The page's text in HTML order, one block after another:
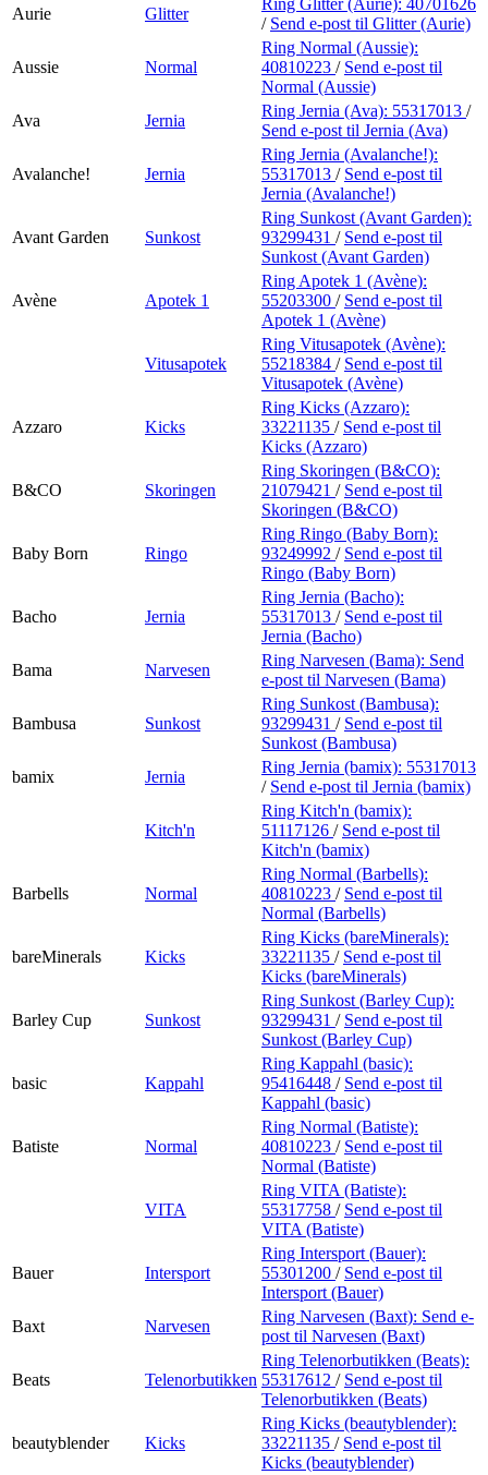
Aurie Glitter
/ Send e-post til Glitter (Aurie)
Aussie Normal
Ring Normal (Aussie):
40810223 / Send e-post til
Normal (Aussie)
Ava
Jernia
Ring Jernia (Ava): 55317013 /
Send e-post til Jernia (Ava)
Avalanche! Jernia
Ring Jernia (Avalanche!):
55317013 / Send e-post til
Jernia (Avalanche!)
Avant Garden Sunkost
Ring Sunkost (Avant Garden):
93299431 / Send e-post til
Sunkost (Avant Garden)
Avène Apotek 1
Ring Apotek 1 (Avène):
55203300 / Send e-post til
Apotek 1 (Avène)
Vitusapotek
Ring Vitusapotek (Avène):
55218384 / Send e-post til
Vitusapotek (Avène)
Azzaro Kicks
Ring Kicks (Azzaro):
33221135 / Send e-post til
Kicks (Azzaro)
B&CO Skoringen
Ring Skoringen (B&CO):
21079421 / Send e-post til
Skoringen (B&CO)
Baby Born Ringo
Ring Ringo (Baby Born):
93249992 / Send e-post til
Ringo (Baby Born)
Bacho Jernia
Ring Jernia (Bacho):
55317013 / Send e-post til
Jernia (Bacho)
Bama
Narvesen
Ring Narvesen (Bama): Send
e-post til Narvesen (Bama)
Bambusa Sunkost
Ring Sunkost (Bambusa):
93299431 / Send e-post til
Sunkost (Bambusa)
bamix
Jernia
Ring Jernia (bamix): 55317013
/ Send e-post til Jernia (bamix)
Kitch'n
Ring Kitch'n (bamix):
51117126 / Send e-post til
Kitch'n (bamix)
Barbells Normal
Ring Normal (Barbells):
40810223 / Send e-post til
Normal (Barbells)
bareMinerals Kicks
Ring Kicks (bareMinerals):
33221135 / Send e-post til
Kicks (bareMinerals)
Barley Cup Sunkost
Ring Sunkost (Barley Cup):
93299431 / Send e-post til
Sunkost (Barley Cup)
basic Kappahl
Ring Kappahl (basic):
95416448 / Send e-post til
Kappahl (basic)
Batiste Normal
Ring Normal (Batiste):
40810223 / Send e-post til
Normal (Batiste)
VITA
Ring VITA (Batiste):
55317758 / Send e-post til
VITA (Batiste)
Bauer Intersport
Ring Intersport (Bauer):
55301200 / Send e-post til
Intersport (Bauer)
Baxt
Narvesen
Ring Narvesen (Baxt): Send e-
post til Narvesen (Baxt)
Beats Telenorbutikken
Ring Telenorbutikken (Beats):
55317612 / Send e-post til
Telenorbutikken (Beats)
beautyblender Kicks
Ring Kicks (beautyblender):
33221135 / Send e-post til
Kicks (beautyblender)